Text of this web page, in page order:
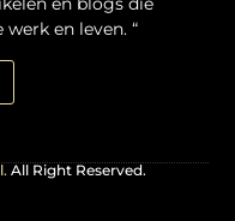
en leven. “
All Right Reserved.